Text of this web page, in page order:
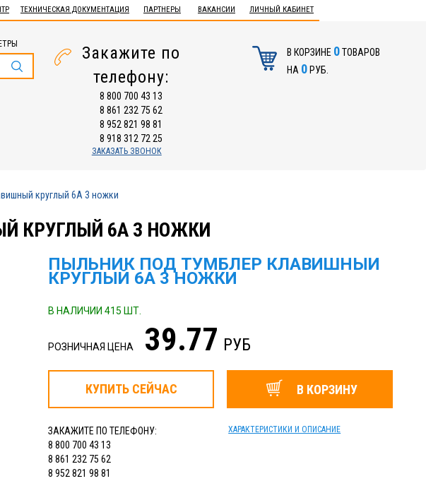
ТЕХНИЧЕСКАЯ ДОКУМЕНТАЦИЯ ПАРТНЕРЫ ВАКАНСИИ ЛИЧНЫЙ КАБИНЕТ
Закажите по
телефону:
8 800 700 43 13
8 861 232 75 62
8 952 821 98 81
8 918 312 72 25
ЗАКАЗАТЬ ЗВОНОК
В КОРЗИНЕ 0ТОВАРОВ
НА 0РУБ.
круглый 6А 3 ножки
КРУГЛЫЙ 6А 3 НОЖКИ
ПЫЛЬНИК ПОД ТУМБЛЕР КЛАВИШНЫЙ
КРУГЛЫЙ 6А 3 НОЖКИ
В НАЛИЧИИ 415 ШТ.
РОЗНИЧНАЯ ЦЕНА 39.77 РУБ
КУПИТЬ СЕЙЧАС В КОРЗИНУ
ЗАКАЖИТЕ ПО ТЕЛЕФОНУ:
8 800 700 43 13
8 861 232 75 62
8 952 821 98 81
ХАРАКТЕРИСТИКИ И ОПИСАНИЕ